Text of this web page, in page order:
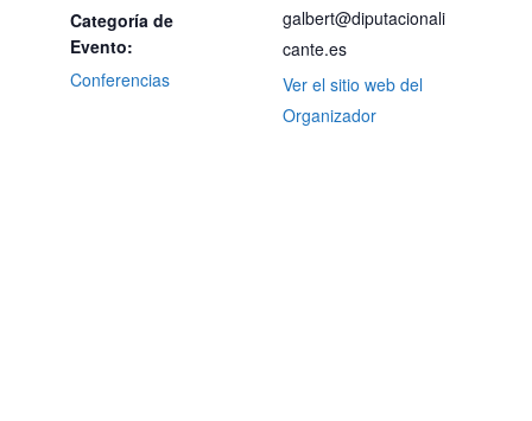
Categoría de
Evento:
Conferencias
galbert@diputacionali
cante.es
Ver el sitio web del
Organizador